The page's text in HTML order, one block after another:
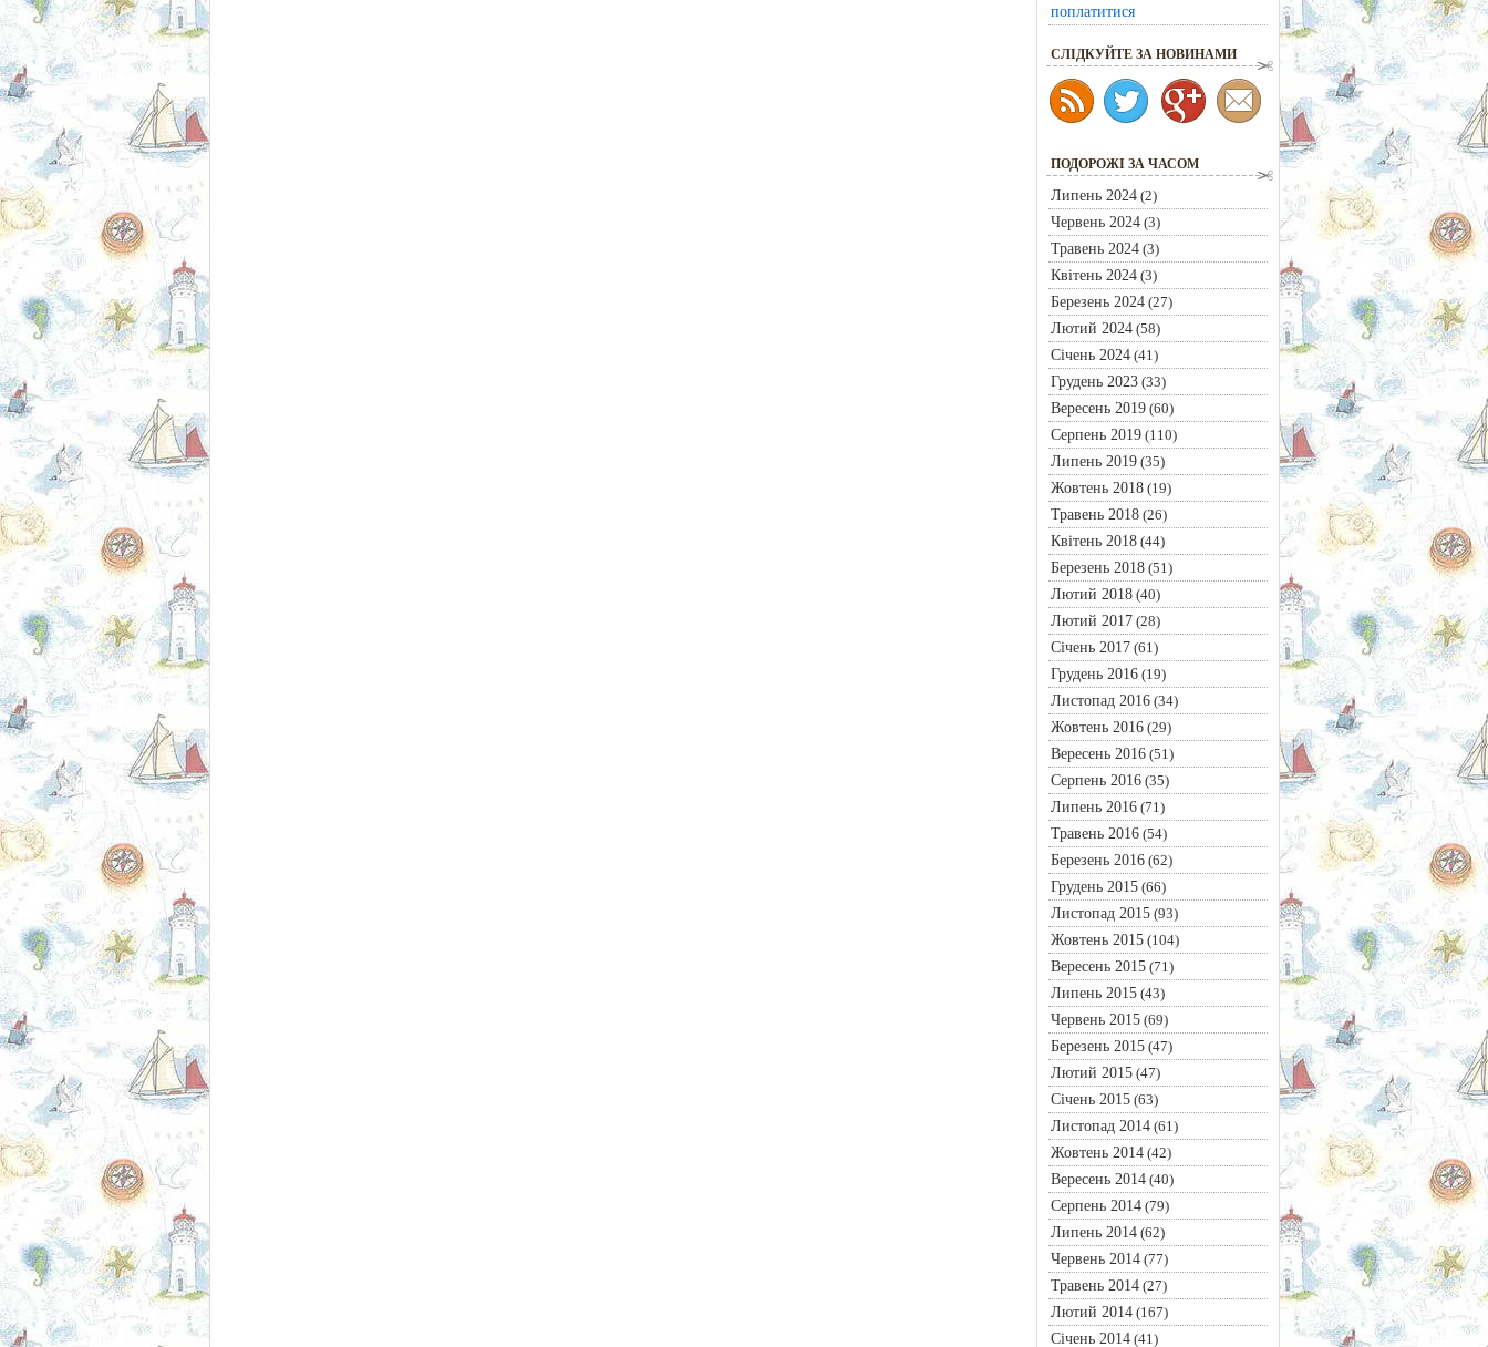
поплатитися
CЛІДКУЙТЕ ЗА НОВИНАМИ
ПОДОРОЖІ ЗА ЧАСОМ
Липень 2024(2)
Червень 2024(3)
Травень 2024(3)
Квітень 2024(3)
Березень 2024(27)
Лютий 2024(58)
Січень 2024(41)
Грудень 2023(33)
Вересень 2019(60)
Серпень 2019(110)
Липень 2019(35)
Жовтень 2018(19)
Травень 2018(26)
Квітень 2018(44)
Березень 2018(51)
Лютий 2018(40)
Лютий 2017(28)
Січень 2017(61)
Грудень 2016(19)
Листопад 2016(34)
Жовтень 2016(29)
Вересень 2016(51)
Серпень 2016(35)
Липень 2016(71)
Травень 2016(54)
Березень 2016(62)
Грудень 2015(66)
Листопад 2015(93)
Жовтень 2015(104)
Вересень 2015(71)
Липень 2015(43)
Червень 2015(69)
Березень 2015(47)
Лютий 2015(47)
Січень 2015(63)
Листопад 2014(61)
Жовтень 2014(42)
Вересень 2014(40)
Серпень 2014(79)
Липень 2014(62)
Червень 2014(77)
Травень 2014(27)
Лютий 2014(167)
Січень 2014(41)